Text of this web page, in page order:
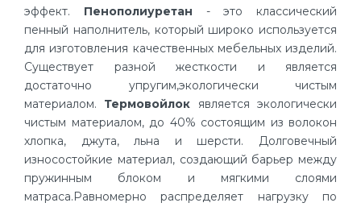
эффект. Пенополиуретан - это классический
пенный наполнитель, который широко используется
для изготовления качественных мебельных изделий.
Существует разной жесткости и является
достаточно упругим,экологически чистым
материалом. Термовойлок является экологически
чистым материалом, до 40% состоящим из волокон
хлопка, джута, льна и шерсти. Долговечный
износостойкие материал, создающий барьер между
пружинным блоком и мягкими слоями
матраса.Равномерно распределяет нагрузку по